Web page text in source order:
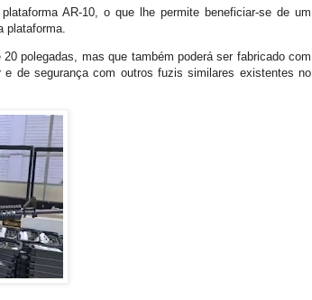
AR-10, o que lhe permite beneficiar-se de um
plataforma.
polegadas, mas que também poderá ser fabricado com
de segurança com outros fuzis similares existentes no